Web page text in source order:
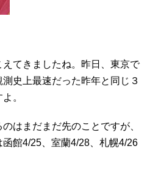
てきましたね。昨日、東京で
史上最速だった昨年と同じ３
。
はまだまだ先のことですが、
館4/25、室蘭4/28、札幌4/26